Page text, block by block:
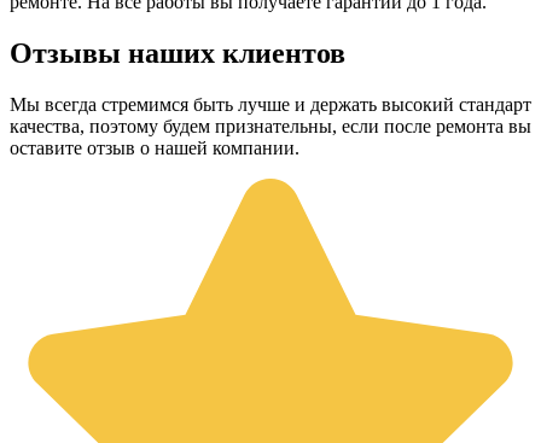
Отзывы наших клиентов
Мы всегда стремимся быть лучше и держать высокий стандарт
качества, поэтому будем признательны, если после ремонта вы
оставите отзыв о нашей компании.